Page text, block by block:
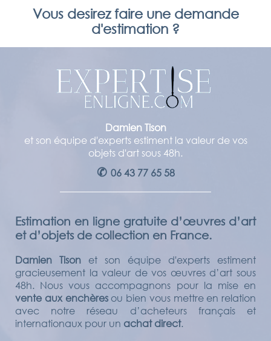
Vous desirez faire une demande
d'estimation ?
Damien Tison
et son équipe d'experts estiment la valeur de vos
objets d'art sous 48h.
✆ 06 43 77 65 58
Estimation en ligne gratuite d’œuvres d’art
et d’objets de collection en France.
Damien Tison et son équipe d'experts estiment
gracieusement la valeur de vos œuvres d’art sous
48h. Nous vous accompagnons pour la mise en
vente aux enchèresou bien vous mettre en relation
avec notre réseau d’acheteurs français et
internationaux pour un achat direct.